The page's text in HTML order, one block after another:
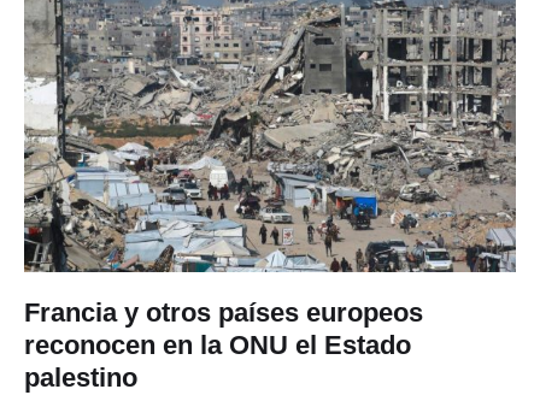
Francia y otros países europeos
reconocen en la ONU el Estado
palestino